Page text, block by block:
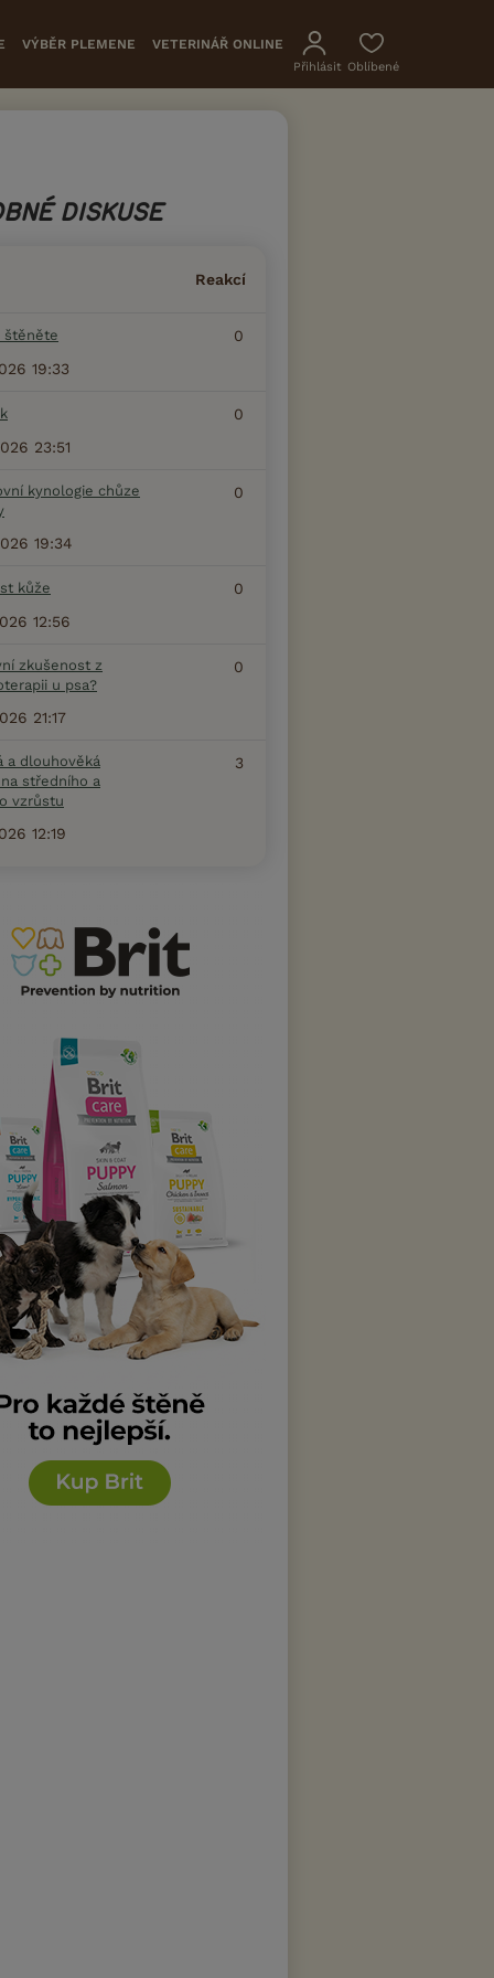
VÝBĚR PLEMENE VETERINÁŘ ONLINE
Přihlásit Oblíbené
DISKUSE
Reakcí
štěněte
0
19:33
0
23:51
kynologie chůze
0
19:34
kůže
0
12:56
zkušenost z
u psa?
0
21:17
a dlouhověká
středního a
vzrůstu
3
12:19